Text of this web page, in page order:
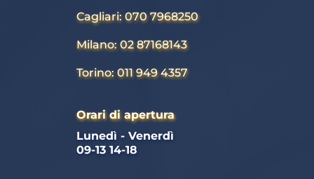
Cagliari: 070 7968250
Milano: 02 87168143
Torino: 011 949 4357
Orari di apertura
Lunedì - Venerdì
09-13 14-18